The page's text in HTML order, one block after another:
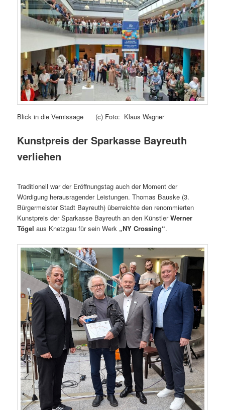
Blick in die Vernissage (c) Foto: Klaus Wagner
Kunstpreis der Sparkasse Bayreuth
verliehen
Traditionell war der Eröffnungstag auch der Moment der
Würdigung herausragender Leistungen. Thomas Bauske (3.
Bürgermeister Stadt Bayreuth) überreichte den renommierten
Kunstpreis der Sparkasse Bayreuth an den KünstlerWerner
Tögelaus Knetzgau für sein Werk „NY Crossing“.